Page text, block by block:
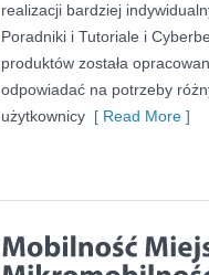
realizacji bardziej
Poradniki i Tutoriale i
produktów została
odpowiadać na potrzeby
użytkownicy [ Read More ]